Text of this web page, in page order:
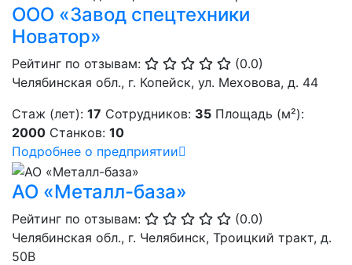
ООО «Завод спецтехники
Новатор»
Рейтинг по отзывам:
(0.0)
Челябинская обл., г. Копейск, ул. Меховова, д. 44
Стаж (лет): 17 Сотрудников: 35 Площадь (м²):
2000 Станков: 10
Подробнее о предприятии
АО «Металл-база»
Рейтинг по отзывам:
(0.0)
Челябинская обл., г. Челябинск, Троицкий тракт, д.
50В